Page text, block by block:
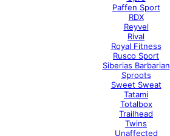
Paffen Sport
RDX
Reyvel
Rival
Royal Fitness
Rusco Sport
Siberias Barbarian
Sproots
Sweet Sweat
Tatami
Totalbox
Trailhead
Twins
Unaffected